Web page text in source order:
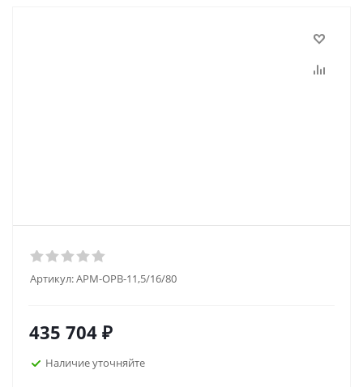
Артикул:АРМ-ОРВ-11,5/16/80
435 704 ₽
Наличие уточняйте